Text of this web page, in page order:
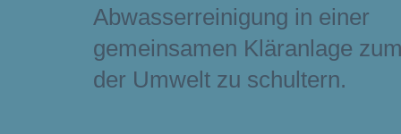
Abwasserreinigung in einer
gemeinsamen Kläranlage
der Umwelt zu schultern.